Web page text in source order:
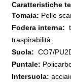
Caratteristiche
Tomaia: Pelle
Fodera interna:
traspirabilità
Suola: CO7/
Puntale:
Intersuola: